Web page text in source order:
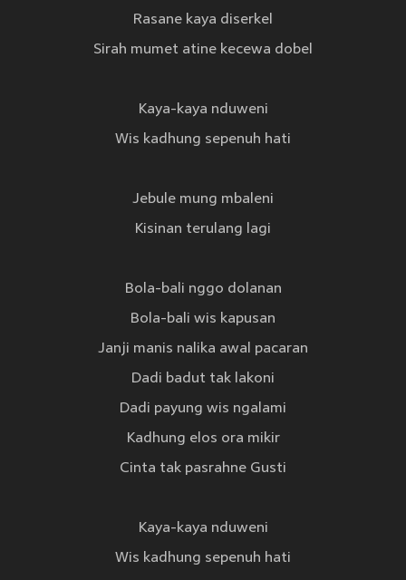
Rasane kaya diserkel
Sirah mumet atine kecewa dobel
Kaya-kaya nduweni
Wis kadhung sepenuh hati
Jebule mung mbaleni
Kisinan terulang lagi
Bola-bali nggo dolanan
Bola-bali wis kapusan
Janji manis nalika awal pacaran
Dadi badut tak lakoni
Dadi payung wis ngalami
Kadhung elos ora mikir
Cinta tak pasrahne Gusti
Kaya-kaya nduweni
Wis kadhung sepenuh hati